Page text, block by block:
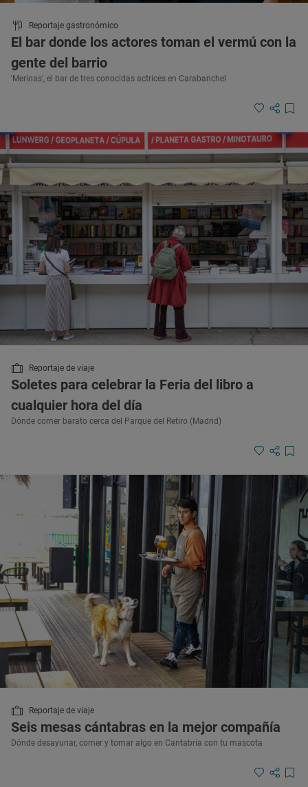
Reportaje gastronómico
El bar donde los actores toman el vermú con la
gente del barrio
'Merinas', el bar de tres conocidas actrices en Carabanchel
Reportaje de viaje
Soletes para celebrar la Feria del libro a
cualquier hora del día
Dónde comer barato cerca del Parque del Retiro (Madrid)
Reportaje de viaje
Seis mesas cántabras en la mejor compañía
Dónde desayunar, comer y tomar algo en Cantabria con tu mascota